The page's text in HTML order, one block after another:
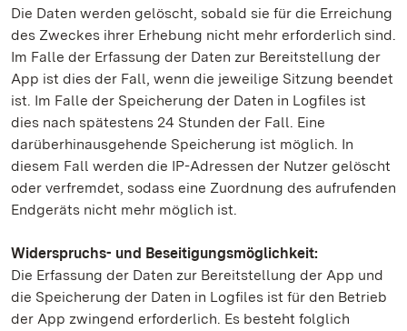
Die Daten werden gelöscht, sobald sie für die Erreichung
des Zweckes ihrer Erhebung nicht mehr erforderlich sind.
Im Falle der Erfassung der Daten zur Bereitstellung der
App ist dies der Fall, wenn die jeweilige Sitzung beendet
ist. Im Falle der Speicherung der Daten in Logfiles ist
dies nach spätestens 24 Stunden der Fall. Eine
darüberhinausgehende Speicherung ist möglich. In
diesem Fall werden die IP-Adressen der Nutzer gelöscht
oder verfremdet, sodass eine Zuordnung des aufrufenden
Endgeräts nicht mehr möglich ist.
Widerspruchs- und Beseitigungsmöglichkeit:
Die Erfassung der Daten zur Bereitstellung der App und
die Speicherung der Daten in Logfiles ist für den Betrieb
der App zwingend erforderlich. Es besteht folglich